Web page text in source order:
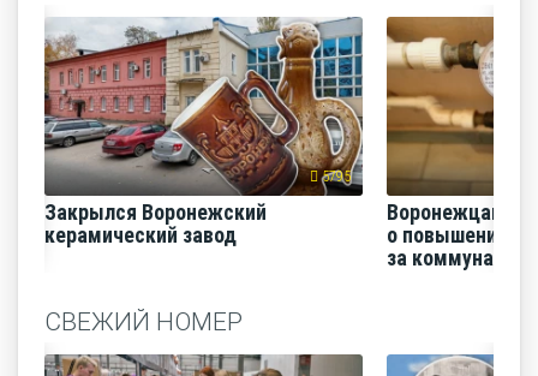
5795
Закрылся Воронежский
керамический завод
Воронежцам
о повышении
за
СВЕЖИЙ НОМЕР